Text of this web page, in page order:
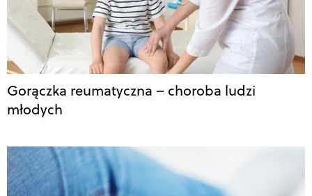
Gorączka reumatyczna – choroba ludzi
młodych